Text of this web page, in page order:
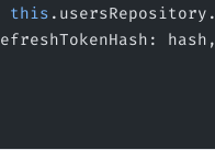
this .usersRepository.
hash,